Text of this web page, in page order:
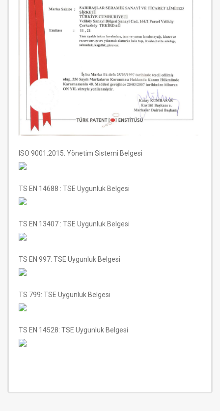
ISO 9001:2015: Yönetim Sistemi Belgesi
TS EN 14688 : TSE Uygunluk Belgesi
TS EN 13407 : TSE Uygunluk Belgesi
TS EN 997: TSE Uygunluk Belgesi
TS 799: TSE Uygunluk Belgesi
TS EN 14528: TSE Uygunluk Belgesi